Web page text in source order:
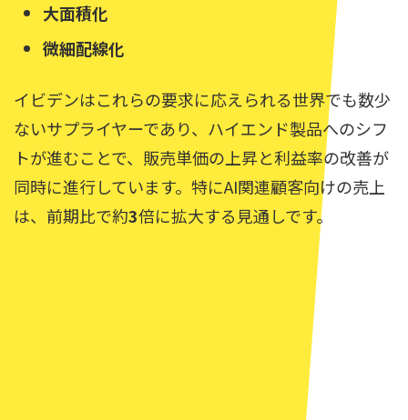
大面積化
微細配線化
イビデンはこれらの要求に応えられる世界でも数少
ないサプライヤーであり、ハイエンド製品へのシフ
トが進むことで、販売単価の上昇と利益率の改善が
同時に進行しています。特にAI関連顧客向けの売上
は、前期比で約3倍に拡大する見通しです。